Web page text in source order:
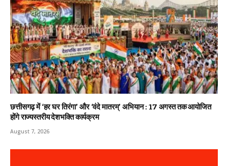
छत्तीसगढ़ में ‘हर घर तिरंगा’ और ‘वंदे मातरम्’ अभियान : 17 अगस्त तक आयोजित
होंगे राज्यस्तरीय देशभक्ति कार्यक्रम
August 7, 2026